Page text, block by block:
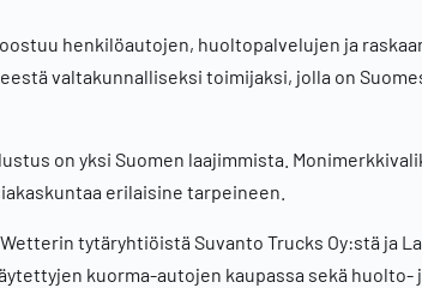
henkilöautojen, huoltopalvelujen ja
valtakunnalliseksi toimijaksi, jolla on
on yksi Suomen laajimmista.
erilaisine tarpeineen.
tytäryhtiöistä Suvanto Trucks Oy:stä ja
kuorma-autojen kaupassa sekä huolto-